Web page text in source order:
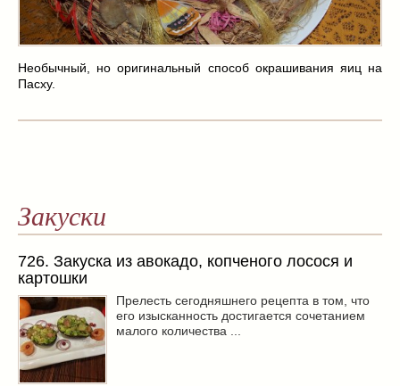
Заначка на зиму!(29)
Грибы(5)
Напитки(3)
Овощные заготовки(11)
Поговорим о(19)
Постные рецепты
Праздничные блюда(21)
8 марта(1)
День всех влюбленных
мужские даты(1)
Новогоднее меню(9)
Пасха(7)
Необычный, но оригинальный способ окрашивания яиц на
Пасху.
Закуски
726. Закуска из авокадо, копченого лосося и
картошки
Прелесть сегодняшнего рецепта в том, что
его изысканность достигается сочетанием
малого количества ...